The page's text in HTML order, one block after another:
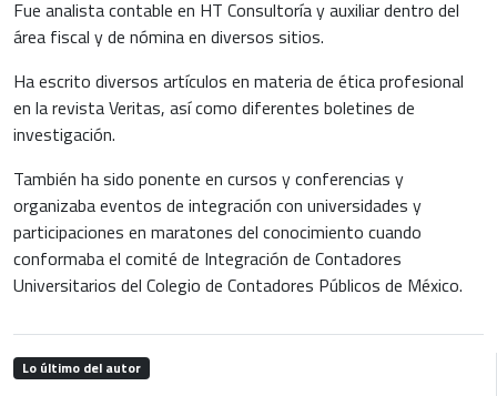
Fue analista contable en HT Consultoría y auxiliar dentro del
área fiscal y de nómina en diversos sitios.
Ha escrito diversos artículos en materia de ética profesional
en la revista Veritas, así como diferentes boletines de
investigación.
También ha sido ponente en cursos y conferencias y
organizaba eventos de integración con universidades y
participaciones en maratones del conocimiento cuando
conformaba el comité de Integración de Contadores
Universitarios del Colegio de Contadores Públicos de México.
Lo último del autor